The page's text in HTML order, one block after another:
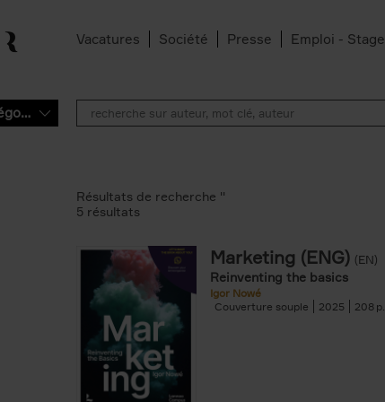
Vacatures Société Presse Emploi - Stage
Sélectionnez une catégorie
Verstraete filter
Jozefien De Feyter filter
Steven Van Belleghem filter
Résultats de recherche ''
5 résultats
Marketing (ENG) (EN)
Reinventing the basics
Igor Nowé
Couverture souple
2025 208